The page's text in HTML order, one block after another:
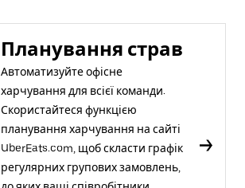
Планування страв
Автоматизуйте офісне
харчування для всієї команди.
Скористайтеся функцією
планування харчування на сайті
UberEats.com, щоб скласти графік
регулярних групових замовлень,